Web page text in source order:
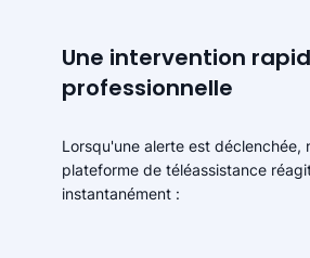
Une intervention
professionnelle
Lorsqu'une alerte est déclenchée,
plateforme de téléassistance
instantanément :